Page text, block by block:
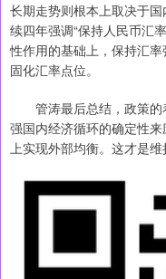
长期走势则根本上取决于
续四年强调“保持人民币汇
性作用的基础上，保持汇
固化汇率点位。
管涛最后总结，政策的
强国内经济循环的确定性
上实现外部均衡。这才是维